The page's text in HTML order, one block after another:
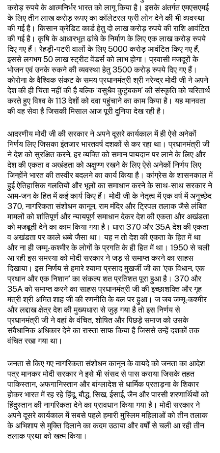
करोड़ रुपये के आत्मनिर्भर भारत को लागू किया है। इसके अंतर्गत एमएसएमई
के लिए तीन लाख करोड़ रूपए का कॉलेटरल फ्री लोन देने की भी व्यवस्था
की गई है। किसान क्रेडिट कार्ड हेतु दो लाख करोड़ रुपये की राशि आवंटित
की गई है। कृषि के आधारभूत ढांचे के निर्माण के लिए एक लाख करोड़ रुपये
दिए गए हैं। रेहड़ी-पटरी वालों के लिए ₹5000 करोड़ आवंटित किए गए हैं,
इससे लगभग 50 लाख स्ट्रीट वेंडर्स को लाभ होगा। प्रवासी मजदूरों के
भोजन एवं उनके रुकने की व्यवस्था हेतु ₹3500 करोड़ रुपये दिए गए हैं।
कोरोना के वैश्विक संकट के समय प्रधानमंत्री श्री नरेन्द्र मोदी जी ने अपने
देश की ही चिंता नहीं की है बल्कि ‘वसुधैव कुटुंबकम’ की संस्कृति को चरितार्थ
करते हुए विश्व के 113 देशों को दवा पहुंचाने का काम किया है। यह मानवता
की वह सेवा है जिसकी मिसाल आज पूरी दुनिया देख रही है।
आदरणीय मोदी जी की सरकार ने अपने दूसरे कार्यकाल में ही ऐसे अनेकों
निर्णय लिए जिसका इंतजार भारतवर्ष दशकों से कर रहा था। प्रधानमंत्री जी
ने देश को सुरक्षित करने, हर व्यक्ति को समान पायदान पर लाने के लिए और
देश की एकता व अखंडता को अक्षुण्ण रखने के लिए ऐसे अनेकों निर्णय लिए
जिन्होंने भारत की तस्वीर बदलने का कार्य किया है। कांग्रेस के शासनकाल में
हुई ऐतिहासिक गलतियों और भूलों का समाधान करने के साथ-साथ सरकार ने
आम-जन के हित में कई कार्य किए हैं। मोदी जी के नेतृत्व में एक वर्ष में अनुच्छेद
370, नागरिकता संशोधन कानून, राम मंदिर और ट्रिपल तलाक जैसे लंबित
मामलों को शांतिपूर्ण और न्यायपूर्ण समाधान देकर देश की एकता और अखंडता
को मजबूती देने का काम किया गया है। धारा 370 और 35A देश की एकता
व अखंडता पर काले धब्बे जैसा था। यह न तो देश की एकता के हित में था
और ना ही जम्मू-कश्मीर के लोगों के प्रगति के ही हित में था। 1950 से चली
आ रही इस समस्या को मोदी सरकार ने जड़ से समाप्त करने का साहस
दिखाया। इस निर्णय से हमारे श्यामा प्रसाद मुखर्जी जी का ‘एक विधान, एक
प्रधान और एक निशान’ का संकल्प शत प्रतिशत पूरा हुआ है। 370 और
35A को समाप्त करने का साहस प्रधानमंत्री जी की इच्छाशक्ति और गृह
मंत्री श्री अमित शाह जी की रणनीति के बल पर हुआ। ज जब जम्मू-कश्मीर
और लद्दाख क्षेत्र देश की मुख्यधारा से जुड़ गया है तो इस निर्णय से
प्रधानमंत्री जी ने वहां के वंचित, शोषित और पिछड़े समाज को उसके
संवैधानिक अधिकार देने का रास्ता साफ किया है जिससे उन्हें दशकों तक
वंचित रखा गया था।
जनता से किए गए नागरिकता संशोधन कानून के वायदे को जनता का आदेश
पत्र मानकर मोदी सरकार ने इसे भी संसद से पास कराया जिसके तहत
पाकिस्तान, अफगानिस्तान और बांग्लादेश से धार्मिक प्रताड़ना के शिकार
होकर भारत में रह रहे हिंदू, बौद्ध, सिख, ईसाई, जैन और पारसी शरणार्थियों को
हिंदुस्तान की नागरिकता देने का प्रावधान किया गया है। मोदी सरकार ने
अपने दूसरे कार्यकाल में सबसे पहले हमारी मुस्लिम महिलाओं को तीन तलाक
के अभिशाप से मुक्ति दिलाने का कदम उठाया और वर्षों से चली आ रही तीन
तलाक प्रथा को खत्म किया।